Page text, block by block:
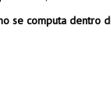
se computa